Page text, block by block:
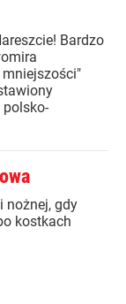
Bardzo
nożnej, gdy
kostkach